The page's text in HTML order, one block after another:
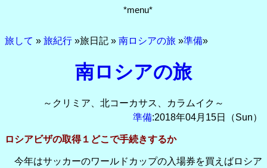
*menu*
旅して » 旅紀行 »旅日記 » 南ロシアの旅 »準備»
南ロシアの旅
～クリミア、北コーカサス、カラムイク～
準備:2018年04月15日（Sun）
ロシアビザの取得１どこで手続きするか
今年はサッカーのワールドカップの入場券を買えばロシア